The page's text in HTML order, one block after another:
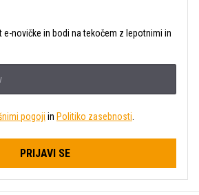
e-novičke in bodi na tekočem z lepotnimi in
pogoji in Politiko zasebnosti
PRIJAVI SE